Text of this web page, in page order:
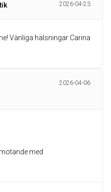
2026-04-23
Vänliga hälsningar Carina
2026-04-06
med